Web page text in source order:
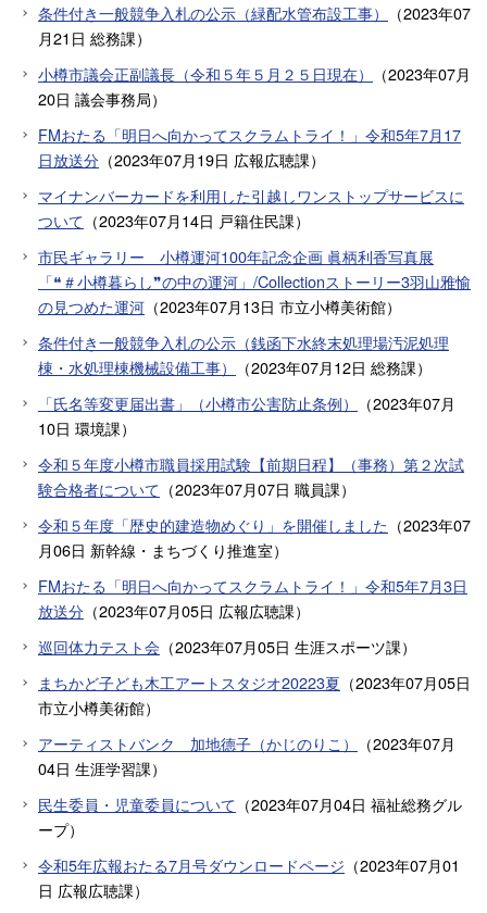
条件付き一般競争入札の公示（緑配水管布設工事）
（2023年07
月21日 総務課）
小樽市議会正副議長（令和５年５月２５日現在）
（2023年07月
20日 議会事務局）
FMおたる「明日へ向かってスクラムトライ！」令和5年7月17
日放送分 （2023年07月19日 広報広聴課）
マイナンバーカードを利用した引越しワンストップサービスに
ついて （2023年07月14日 戸籍住民課）
市民ギャラリー 小樽運河100年記念企画 眞柄利香写真展
「❝＃小樽暮らし❞の中の運河」/Collectionストーリー3羽山雅愉
の見つめた運河 （2023年07月13日 市立小樽美術館）
条件付き一般競争入札の公示（銭函下水終末処理場汚泥処理
棟・水処理棟機械設備工事）
（2023年07月12日 総務課）
「氏名等変更届出書」（小樽市公害防止条例）
（2023年07月
10日 環境課）
令和５年度小樽市職員採用試験【前期日程】（事務）第２次試
験合格者について （2023年07月07日 職員課）
令和５年度「歴史的建造物めぐり」を開催しました （2023年07
月06日 新幹線・まちづくり推進室）
FMおたる「明日へ向かってスクラムトライ！」令和5年7月3日
放送分 （2023年07月05日 広報広聴課）
巡回体力テスト会 （2023年07月05日 生涯スポーツ課）
まちかど子ども木工アートスタジオ20223夏 （2023年07月05日
市立小樽美術館）
アーティストバンク 加地德子（かじのりこ）
（2023年07月
04日 生涯学習課）
民生委員・児童委員について （2023年07月04日 福祉総務グル
ープ）
令和5年広報おたる7月号ダウンロードページ （2023年07月01
日 広報広聴課）